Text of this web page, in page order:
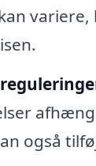
variere,
også